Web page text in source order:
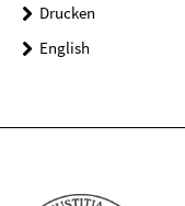
Drucken
English